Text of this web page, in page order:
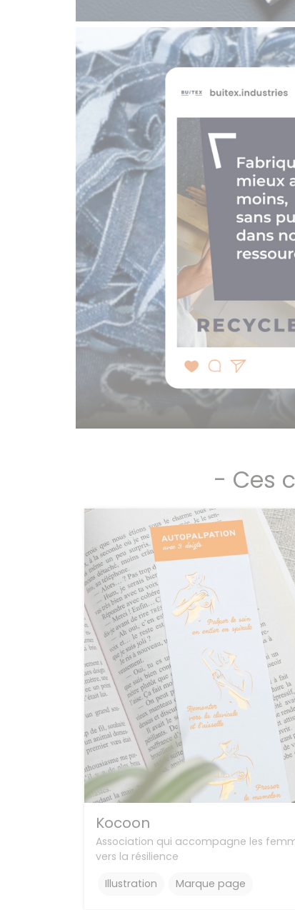
- Ces
Kocoon
Association qui accompagne les
vers la résilience
Illustration
Marque page